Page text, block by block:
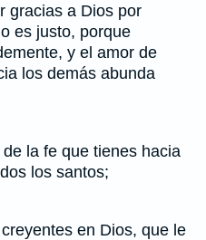
gracias a Dios por
es justo, porque
y el amor de
los demás abunda
la fe que tienes hacia
los santos;
en Dios, que le